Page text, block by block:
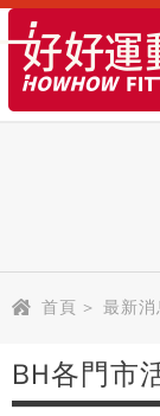
首頁 > 最新消
BH各門市